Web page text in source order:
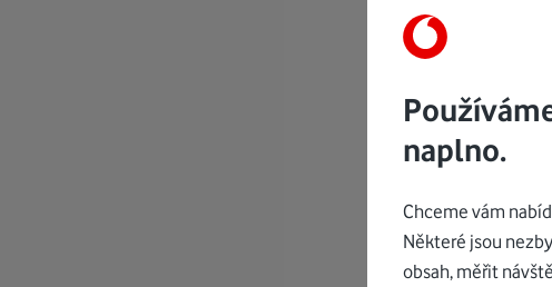
naplno.
Chceme vám
Některé jsou
obsah, měřit